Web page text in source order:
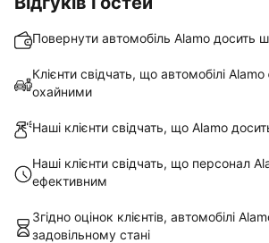
Повернути автомобіль Alamo досить
Клієнти свідчать, що автомобілі
охайними
Наші клієнти свідчать, що Alamo
Наші клієнти свідчать, що персонал
ефективним
Згідно оцінок клієнтів, автомобілі
задовільному стані